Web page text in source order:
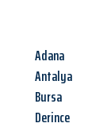
Adana
Antalya
Bursa
Derince